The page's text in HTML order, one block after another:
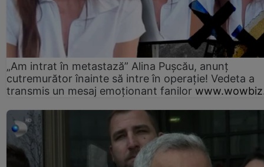
„Am intrat în metastază” Alina Pușcău, anunț
cutremurător înainte să intre în operație! Vedeta a
transmis un mesaj emoționant fanilor